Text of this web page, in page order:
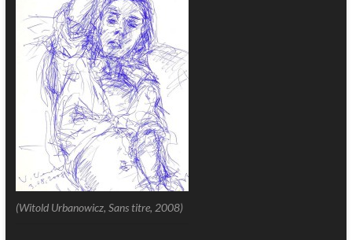
(Witold Urbanowicz, Sans titre, 2008)